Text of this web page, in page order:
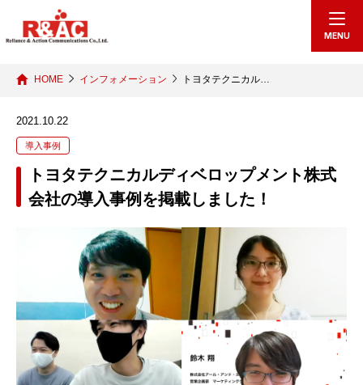
MENU
HOME インフォメーション トヨタテクニカル…
2021.10.22
導入事例
トヨタテクニカルディベロップメント株式
会社の導入事例を掲載しました！